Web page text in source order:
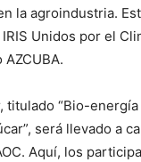
la agroindustria.
Unidos por el
titulado “Bio-
será llevado a
Aquí, los